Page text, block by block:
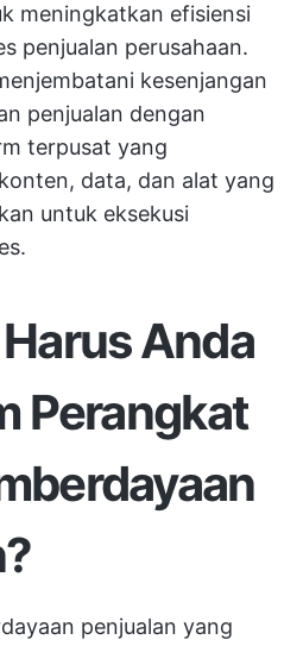
meningkatkan efisiensi
penjualan perusahaan.
kesenjangan
penjualan dengan
terpusat yang
data, dan alat yang
untuk eksekusi
Anda
Perangkat
penjualan yang